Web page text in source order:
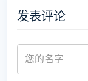
发表评论